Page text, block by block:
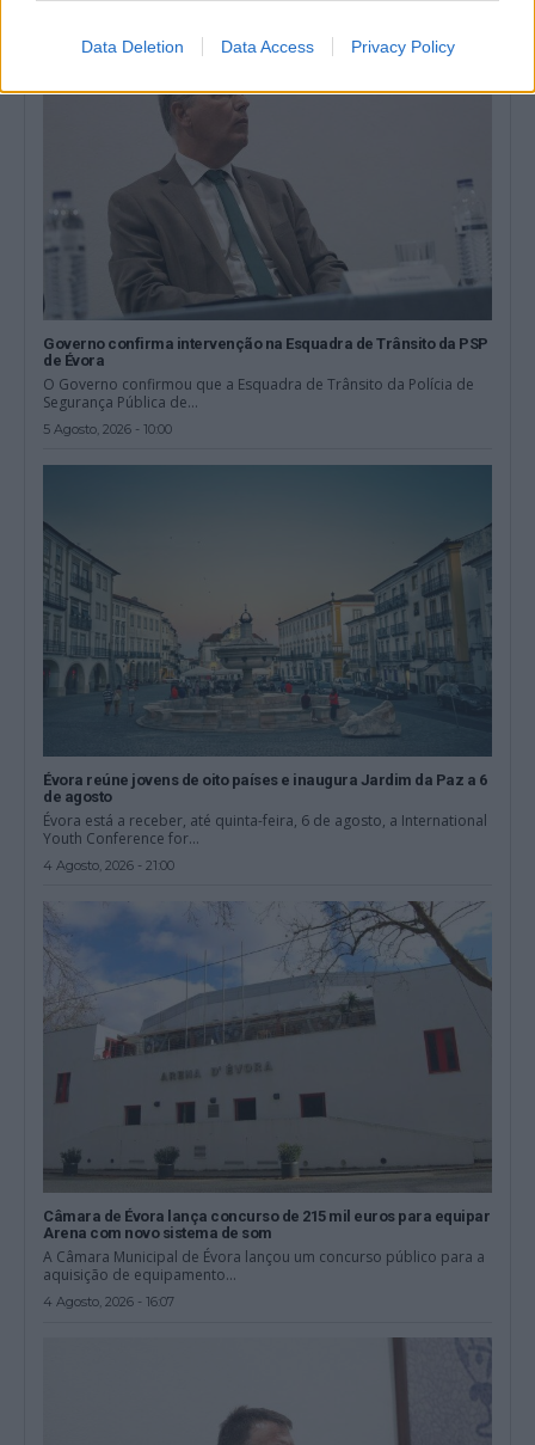
Data Deletion Data Access Privacy Policy
Governo confirma intervenção na Esquadra de Trânsito da PSP
de Évora
O Governo confirmou que a Esquadra de Trânsito da Polícia de
Segurança Pública de...
5 Agosto, 2026 - 10:00
Évora reúne jovens de oito países e inaugura Jardim da Paz a 6
de agosto
Évora está a receber, até quinta-feira, 6 de agosto, a International
Youth Conference for...
4 Agosto, 2026 - 21:00
Câmara de Évora lança concurso de 215 mil euros para equipar
Arena com novo sistema de som
A Câmara Municipal de Évora lançou um concurso público para a
aquisição de equipamento...
4 Agosto, 2026 - 16:07